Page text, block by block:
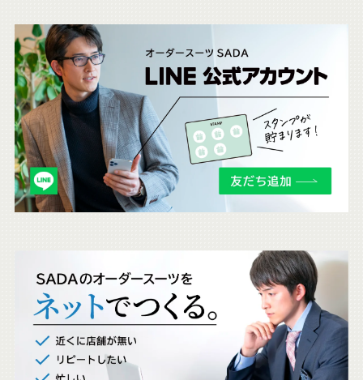
こ
ち
ら
も
チ
ェ